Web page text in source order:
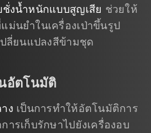
ชั่งน้ำหนักแบบสูญเสีย ช่วยให้
ม่นยำในเครื่องเป่าขึ้นรูป
ลี่ยนแปลงสีข้ามชุด
อัตโนมัติ
ง เป็นการทำให้อัตโนมัติการ
รเก็บรักษาไปยังเครื่องอบ